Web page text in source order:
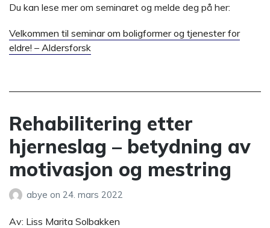
Du kan lese mer om seminaret og melde deg på her:
Velkommen til seminar om boligformer og tjenester for
eldre! – Aldersforsk
Rehabilitering etter
hjerneslag – betydning av
motivasjon og mestring
abye on 24. mars 2022
Av: Liss Marita Solbakken